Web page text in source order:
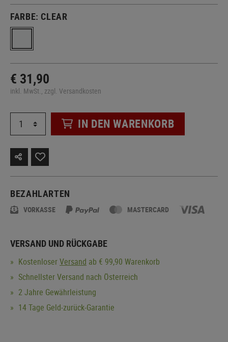
FARBE: CLEAR
€ 31,90
inkl. MwSt., zzgl. Versandkosten
IN DEN WARENKORB
BEZAHLARTEN
VORKASSE MASTERCARD
VERSAND UND RÜCKGABE
KostenloserVersand ab € 99,90 Warenkorb
Schnellster Versand nach Österreich
2 Jahre Gewährleistung
14 Tage Geld-zurück-Garantie